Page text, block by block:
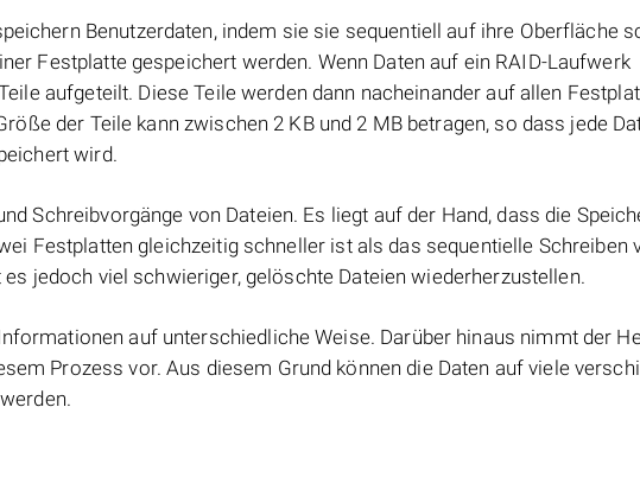
Benutzerdaten, indem sie sie sequentiell auf ihre Oberfläche
Festplatte gespeichert werden. Wenn Daten auf ein RAID-Laufwerk
aufgeteilt. Diese Teile werden dann nacheinander auf allen
der Teile kann zwischen 2 KB und 2 MB betragen, so dass jede
wird.
Schreibvorgänge von Dateien. Es liegt auf der Hand, dass die
Festplatten gleichzeitig schneller ist als das sequentielle Schreiben
jedoch viel schwieriger, gelöschte Dateien wiederherzustellen.
auf unterschiedliche Weise. Darüber hinaus nimmt der
Prozess vor. Aus diesem Grund können die Daten auf viele